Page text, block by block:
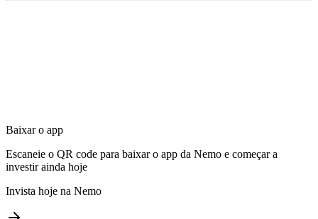
Baixar o app
Escaneie o QR code para baixar o app da Nemo e começar a
investir ainda hoje
Invista hoje na Nemo